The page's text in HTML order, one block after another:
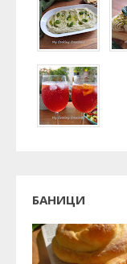
БАНИЦИ